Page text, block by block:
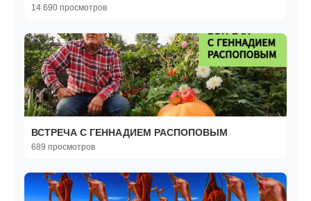
14 690 просмотров
ВСТРЕЧА С ГЕННАДИЕМ РАСПОПОВЫМ
689 просмотров